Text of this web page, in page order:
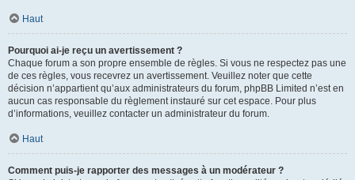
Haut
Pourquoi ai-je reçu un avertissement ?
Chaque forum a son propre ensemble de règles. Si vous ne respectez pas une
de ces règles, vous recevrez un avertissement. Veuillez noter que cette
décision n’appartient qu’aux administrateurs du forum, phpBB Limited n’est en
aucun cas responsable du règlement instauré sur cet espace. Pour plus
d’informations, veuillez contacter un administrateur du forum.
Haut
Comment puis-je rapporter des messages à un modérateur ?